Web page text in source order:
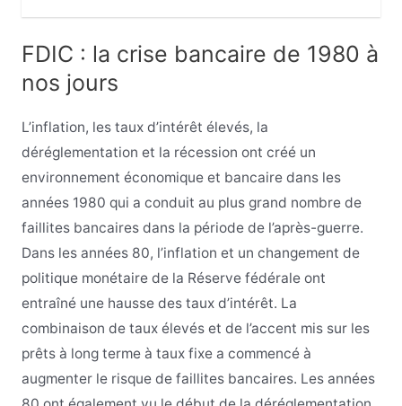
FDIC : la crise bancaire de 1980 à
nos jours
L’inflation, les taux d’intérêt élevés, la
déréglementation et la récession ont créé un
environnement économique et bancaire dans les
années 1980 qui a conduit au plus grand nombre de
faillites bancaires dans la période de l’après-guerre.
Dans les années 80, l’inflation et un changement de
politique monétaire de la Réserve fédérale ont
entraîné une hausse des taux d’intérêt. La
combinaison de taux élevés et de l’accent mis sur les
prêts à long terme à taux fixe a commencé à
augmenter le risque de faillites bancaires. Les années